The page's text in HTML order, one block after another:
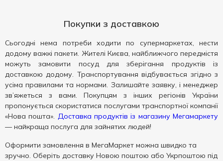
Покупки з доставкою
Сьогодні нема потреби ходити по супермаркетах, нести
додому важкі пакети. Жителі Києва, найближчого передмістя
можуть замовити посуд для зберігання продуктів із
доставкою додому. Транспортування відбувається згідно з
усіма правилами та нормами. Залишайте заявку, і менеджер
зв’яжеться з вами. Покупцям з інших регіонів України
пропонується скористатися послугами транспортної компанії
«Нова пошта». Доставка продуктів із магазину Мегамаркету
— найкраща послуга для зайнятих людей!
Оформити замовлення в МегаМаркет можна швидко та
зручно. Оберіть доставку Новою поштою або Укрпоштою під